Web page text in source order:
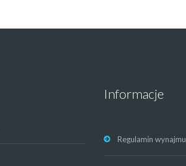
Informacje
Regulamin wynajmu